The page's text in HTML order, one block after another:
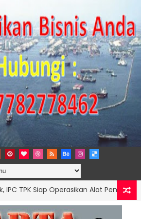
Siap Operasikan Alat Pemindai Peti